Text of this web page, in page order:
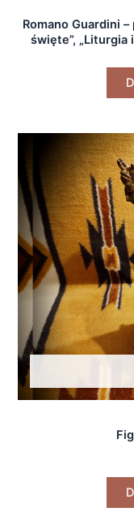
Romano Guardini
święte”, „Liturgia